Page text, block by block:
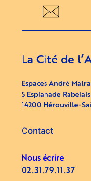
La Cité de
Espaces André
5 Esplanade Rabelais
14200 Hérouville-
Contact
Nous écrire
02.31.79.11.37